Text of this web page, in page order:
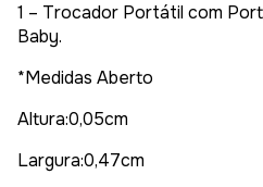
1 – Trocador Portátil com
Baby.
*Medidas Aberto
Altura:0,05cm
Largura:0,47cm